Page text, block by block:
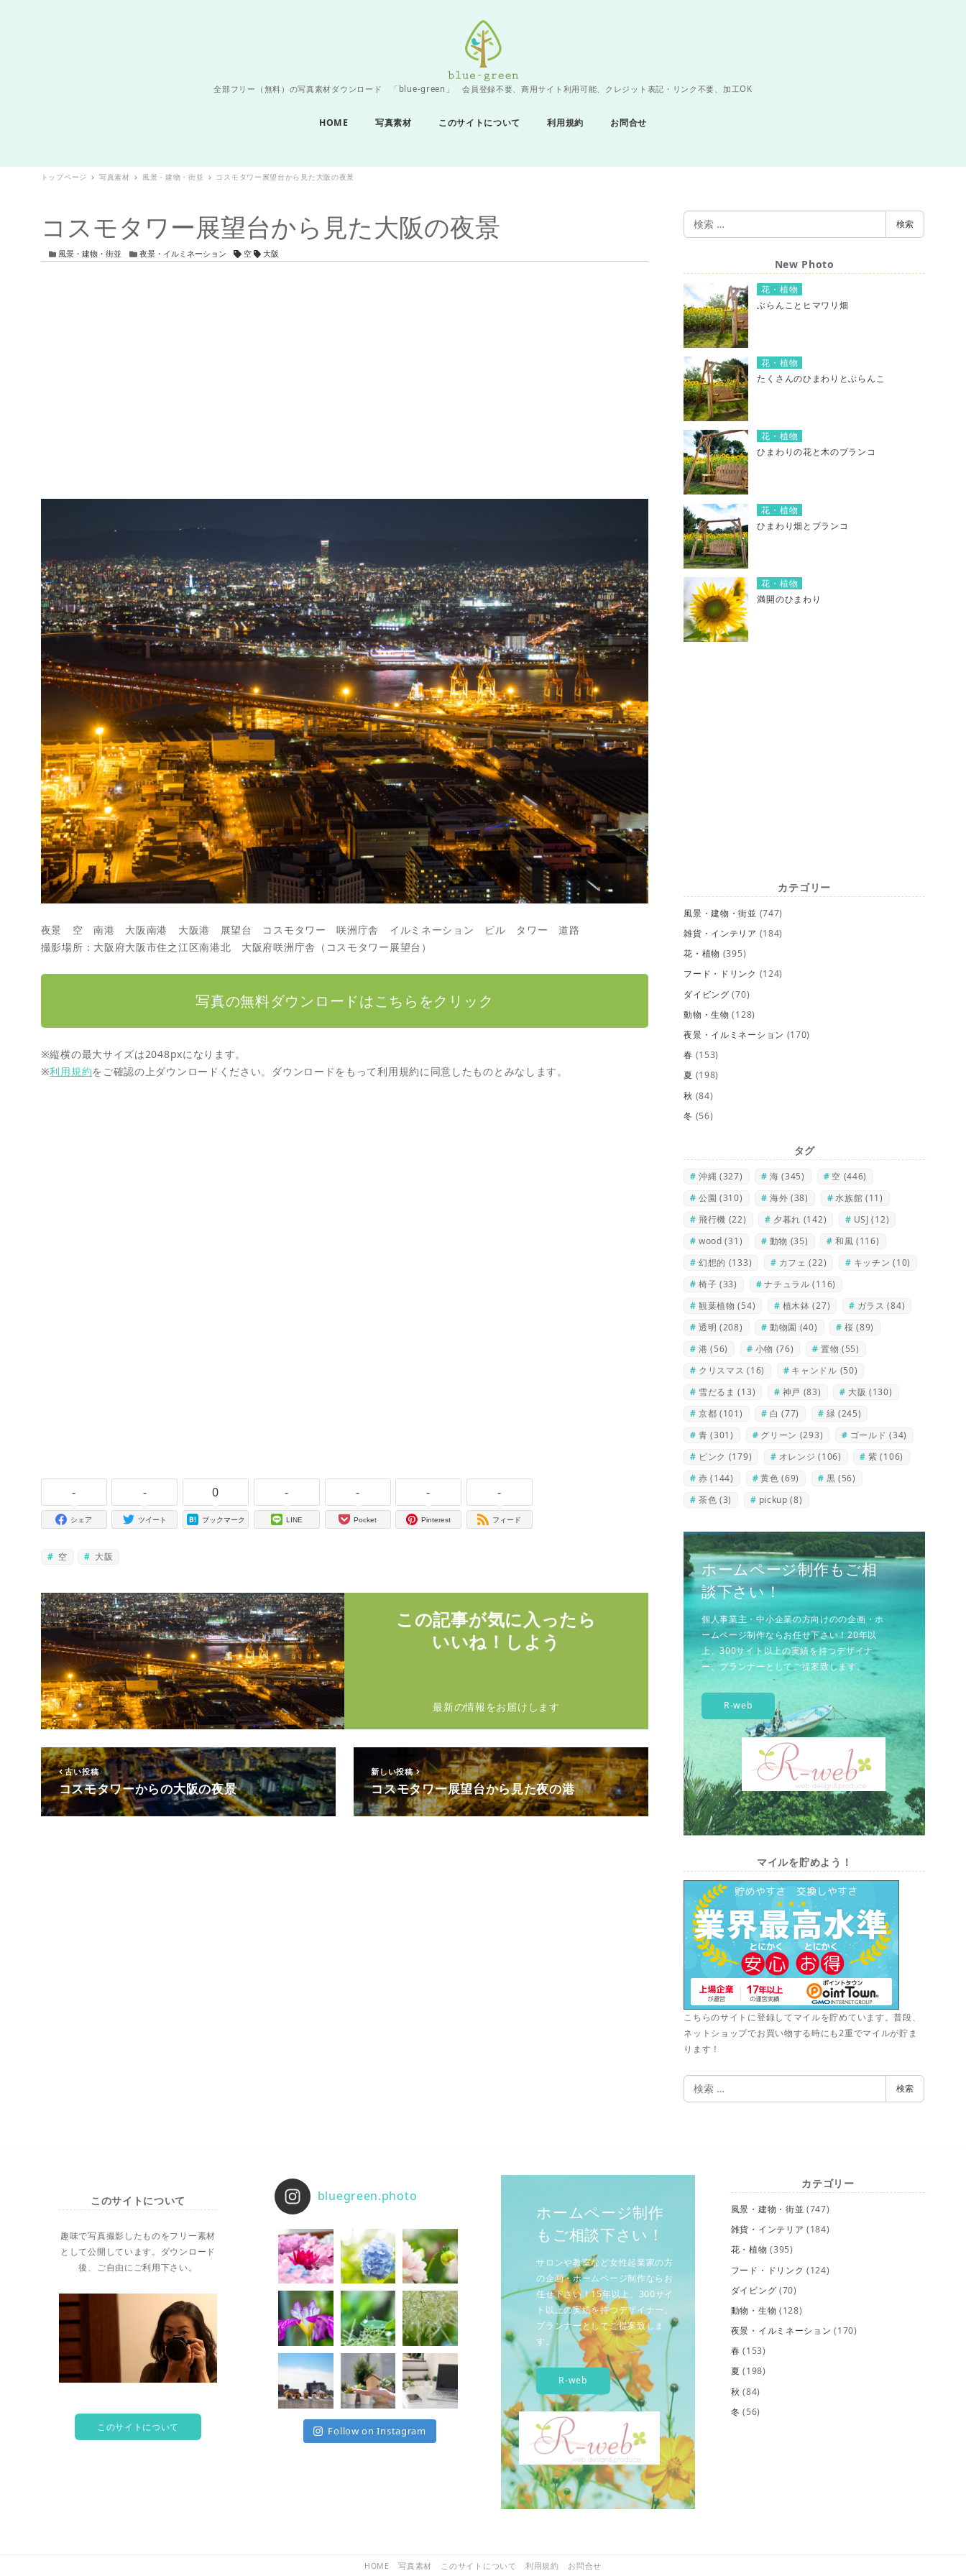
全部フリー（無料）の写真素材ダウンロード 「blue-green」 会員登録不要、商用サイト利用可能、クレジット表記・リンク不要、加工OK
HOME 写真素材 このサイトについて 利用規約 お問合せ
トップページ 写真素材 風景・建物・街並 コスモタワー展望台から見た大阪の夜景
コスモタワー展望台から見た大阪の夜景
カテゴリー
風景・建物・街並 カテゴリー
夜景・イルミネーション タグ
空 大阪
夜景 空 南港 大阪南港 大阪港 展望台 コスモタワー 咲洲庁舎 イルミネーション ビル タワー 道路
撮影場所：大阪府大阪市住之江区南港北 大阪府咲洲庁舎（コスモタワー展望台）
写真の無料ダウンロードはこちらをクリック
※縦横の最大サイズは2048pxになります。
※利用規約をご確認の上ダウンロードください。ダウンロードをもって利用規約に同意したものとみなします。
-
シェア
-
ツイート
0
ブックマーク
-
LINE
-
Pocket
-
Pinterest
-
フィード
空 大阪
この記事が気に入ったら
いいね！しよう
最新の情報をお届けします
古い投稿
コスモタワーからの大阪の夜景
新しい投稿
コスモタワー展望台から見た夜の港
検
索
検索
New Photo
花・植物
ぶらんことヒマワリ畑
花・植物
たくさんのひまわりとぶらんこ
花・植物
ひまわりの花と木のブランコ
花・植物
ひまわり畑とブランコ
花・植物
満開のひまわり
カテゴリー
風景・建物・街並 (747)
雑貨・インテリア (184)
花・植物 (395)
フード・ドリンク (124)
ダイビング (70)
動物・生物 (128)
夜景・イルミネーション (170)
春 (153)
夏 (198)
秋 (84)
冬 (56)
タグ
沖縄 (327) 海 (345) 空 (446)
公園 (310) 海外 (38) 水族館 (11)
飛行機 (22) 夕暮れ (142) USJ (12)
wood (31) 動物 (35) 和風 (116)
幻想的 (133) カフェ (22) キッチン (10)
椅子 (33) ナチュラル (116)
観葉植物 (54) 植木鉢 (27) ガラス (84)
透明 (208) 動物園 (40) 桜 (89)
港 (56) 小物 (76) 置物 (55)
クリスマス (16) キャンドル (50)
雪だるま (13) 神戸 (83) 大阪 (130)
京都 (101) 白 (77) 緑 (245)
青 (301) グリーン (293) ゴールド (34)
ピンク (179) オレンジ (106) 紫 (106)
赤 (144) 黄色 (69) 黒 (56)
茶色 (3) pickup (8)
ホームページ制作もご相
談下さい！
個人事業主・中小企業の方向けのの企画・ホ
ームページ制作ならお任せ下さい！20年以
上、300サイト以上の実績を持つデザイナ
ー、プランナーとしてご提案致します。
R-web
マイルを貯めよう！
こちらのサイトに登録してマイルを貯めています。普段、
ネットショップでお買い物する時にも2重でマイルが貯ま
ります！
検
索
検索
このサイトについて
趣味で写真撮影したものをフリー素材
として公開しています。ダウンロード
後、ご自由にご利用下さい。
このサイトについて
bluegreen.photo
Follow on Instagram
ホームページ制作
もご相談下さい！
サロンや教室など女性起業家の方
の企画・ホームページ制作ならお
任せ下さい！15年以上、300サイ
ト以上の実績を持つデザイナー、
プランナーとしてご提案致しま
す。
R-web
カテゴリー
風景・建物・街並 (747)
雑貨・インテリア (184)
花・植物 (395)
フード・ドリンク (124)
ダイビング (70)
動物・生物 (128)
夜景・イルミネーション (170)
春 (153)
夏 (198)
秋 (84)
冬 (56)
HOME 写真素材 このサイトについて 利用規約 お問合せ